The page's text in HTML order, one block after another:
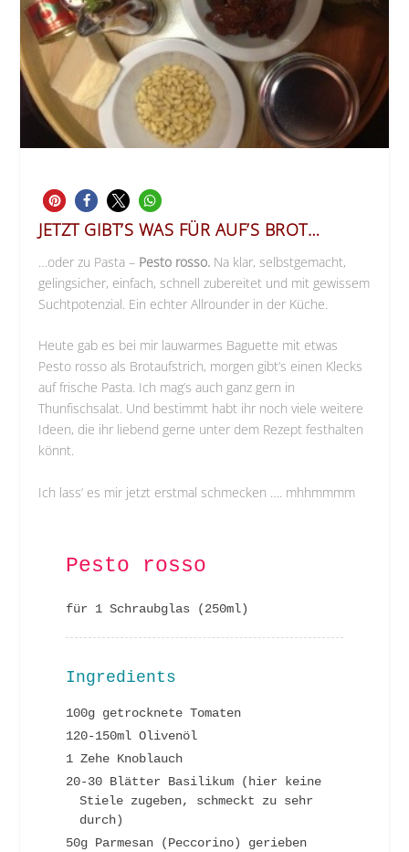
JETZT GIBT’S WAS FÜR AUF’S BROT…
…oder zu Pasta – Pesto rosso. Na klar, selbstgemacht,
gelingsicher, einfach, schnell zubereitet und mit gewissem
Suchtpotenzial. Ein echter Allrounder in der Küche.
Heute gab es bei mir lauwarmes Baguette mit etwas
Pesto rosso als Brotaufstrich, morgen gibt’s einen Klecks
auf frische Pasta. Ich mag’s auch ganz gern in
Thunfischsalat. Und bestimmt habt ihr noch viele weitere
Ideen, die ihr liebend gerne unter dem Rezept festhalten
könnt.
Ich lass‘ es mir jetzt erstmal schmecken …. mhhmmmm
Pesto rosso
für 1 Schraubglas (250ml)
Ingredients
100g getrocknete Tomaten
120-150ml Olivenöl
1 Zehe Knoblauch
20-30 Blätter Basilikum (hier keine
Stiele zugeben, schmeckt zu sehr
durch)
50g Parmesan (Peccorino) gerieben